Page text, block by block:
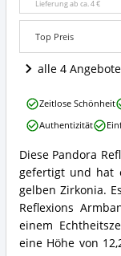
925_Sterling_Silber
Angebote:
dieser
Pandora
Clip-
Charm
erhältlich?
Lieferung ab ca.4 €
Top Preis
alle 4
Pandora
-
Bead
Charms
925_Sterling_Silber
Was
Diese Pandora
gefertigt und hat
gelben Zirkonia.
Reflexions
einem
eine Höhe von
Pandora
Bead
925_Sterling_Silber
Vorteile:
Was
spricht
für
diesen
Pandora
Zeitlose Schönheit
Authentizität